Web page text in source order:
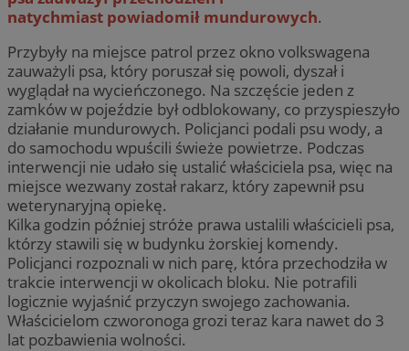
natychmiast powiadomił mundurowych.
Przybyły na miejsce patrol przez okno volkswagena
zauważyli psa, który poruszał się powoli, dyszał i
wyglądał na wycieńczonego. Na szczęście jeden z
zamków w pojeździe był odblokowany, co przyspieszyło
działanie mundurowych. Policjanci podali psu wody, a
do samochodu wpuścili świeże powietrze. Podczas
interwencji nie udało się ustalić właściciela psa, więc na
miejsce wezwany został rakarz, który zapewnił psu
weterynaryjną opiekę.
Kilka godzin później stróże prawa ustalili właścicieli psa,
którzy stawili się w budynku żorskiej komendy.
Policjanci rozpoznali w nich parę, która przechodziła w
trakcie interwencji w okolicach bloku. Nie potrafili
logicznie wyjaśnić przyczyn swojego zachowania.
Właścicielom czworonoga grozi teraz kara nawet do 3
lat pozbawienia wolności.